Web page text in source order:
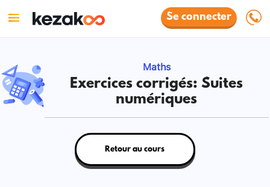
Se connecter
Maths
Exercices corrigés: Suites
numériques
Retour au cours